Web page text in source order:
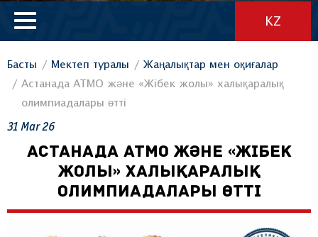
KZ
Басты Мектеп туралы
Жаңалықтар мен оқиғалар
Астанада АТМО және «Жібек жолы» халықаралық
олимпиадалары өтті
31 Mar26
АСТАНАДА АТМО ЖӘНЕ «ЖІБЕК
ЖОЛЫ» ХАЛЫҚАРАЛЫҚ
ОЛИМПИАДАЛАРЫ ӨТТІ